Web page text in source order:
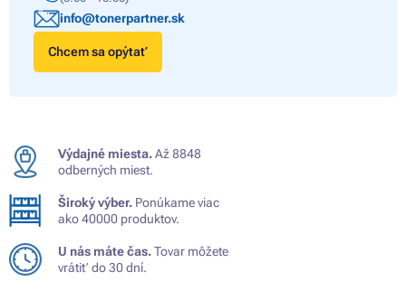
info@tonerpartner.sk
Chcem sa opýtať
Výdajné miesta.Až 8848
odberných miest.
Široký výber. Ponúkame viac
ako 40000 produktov.
U nás máte čas.Tovar môžete
vrátiť do 30 dní.